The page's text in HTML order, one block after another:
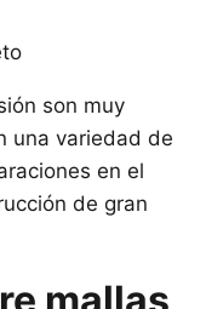
son muy
una variedad de
en el
de gran